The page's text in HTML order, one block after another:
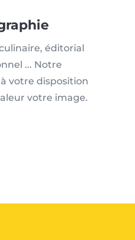
éditorial
... Notre
votre disposition
votre image.